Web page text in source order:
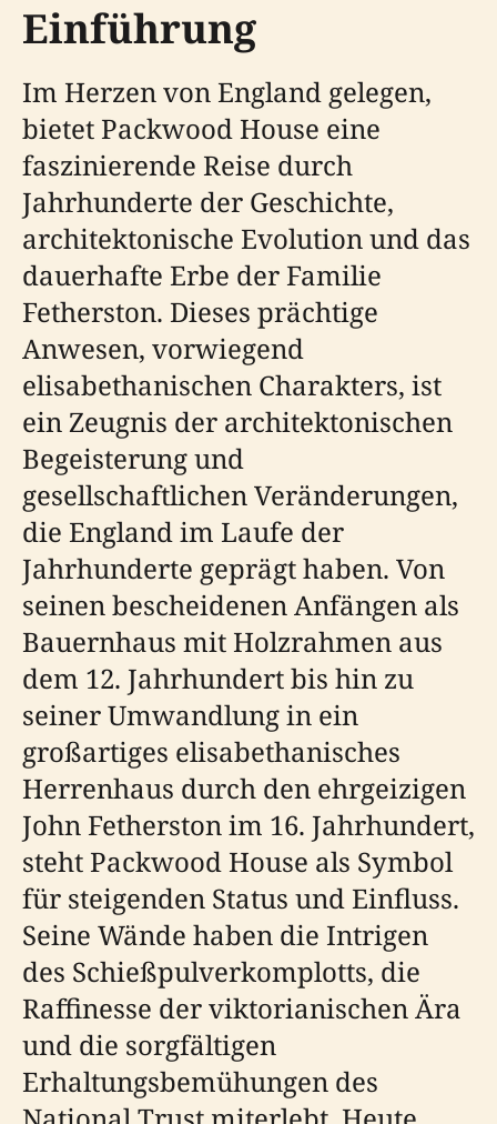
Einführung
Im Herzen von England gelegen,
bietet Packwood House eine
faszinierende Reise durch
Jahrhunderte der Geschichte,
architektonische Evolution und das
dauerhafte Erbe der Familie
Fetherston. Dieses prächtige
Anwesen, vorwiegend
elisabethanischen Charakters, ist
ein Zeugnis der architektonischen
Begeisterung und
gesellschaftlichen Veränderungen,
die England im Laufe der
Jahrhunderte geprägt haben. Von
seinen bescheidenen Anfängen als
Bauernhaus mit Holzrahmen aus
dem 12. Jahrhundert bis hin zu
seiner Umwandlung in ein
großartiges elisabethanisches
Herrenhaus durch den ehrgeizigen
John Fetherston im 16. Jahrhundert,
steht Packwood House als Symbol
für steigenden Status und Einfluss.
Seine Wände haben die Intrigen
des Schießpulverkomplotts, die
Raffinesse der viktorianischen Ära
und die sorgfältigen
Erhaltungsbemühungen des